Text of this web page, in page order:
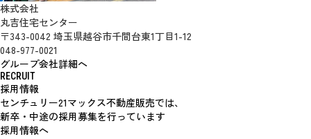
株式会社
丸吉住宅センター
〒343-0042 埼玉県越谷市千間台東1丁目1-12
048-977-0021
グループ会社詳細へ
RECRUIT
採用情報
センチュリー21マックス不動産販売では、
新卒・中途の採用募集を行っています
採用情報へ